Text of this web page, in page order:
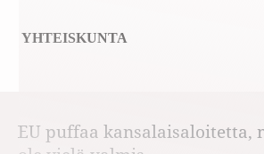
YHTEISKUNTA
EU puffaa kansalaisaloitetta,